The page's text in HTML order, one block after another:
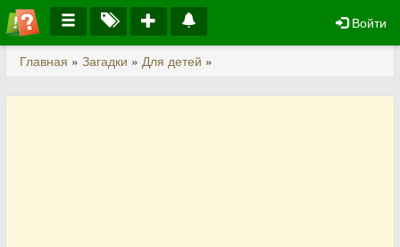
Войти
Главная » Загадки » Для детей »